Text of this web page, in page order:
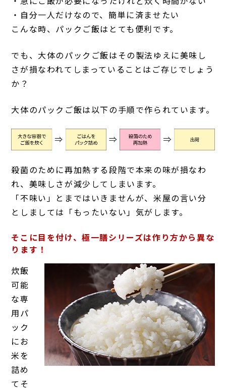
・自分一人だけなので、簡単に済ませたい
こんな時、パックご飯はとても便利です。
でも、大体のパックご飯はその製法ゆえに美味し
さが損なわれてしまっていることはご存じでしょう
か？
大体のパックご飯は以下の手順で作られています。
殺菌のために再加熱する段階で本来の味が損なわ
れ、美味しさが減少してしまいます。
「不味い」とまではいきませんが、米屋の言い分
としましては「もったいない」気がします。
そこに目を付け、極一膳シリーズは作り方から異な
ります！
炊飯
可能
な専
用パ
ック
にお
米を
詰め
てそ